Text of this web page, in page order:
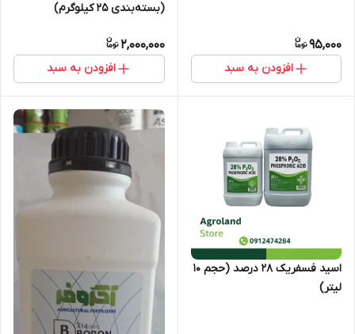
95,000
افزودن به سبد
(بسته‌بندی 25 کیلوگرم)
2,000,000
افزودن به سبد
اسید فسفریک 28 درصد (حجم 10
لیتر)